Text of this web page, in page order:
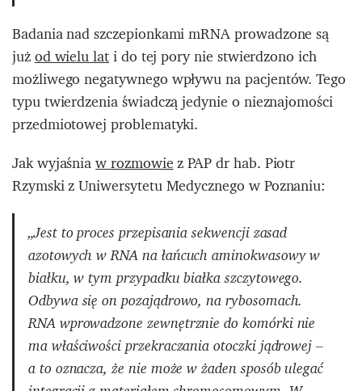
Badania nad szczepionkami mRNA prowadzone są
jużod wielu lati do tej pory nie stwierdzono ich
możliwego negatywnego wpływu na pacjentów. Tego
typu twierdzenia świadczą jedynie o nieznajomości
przedmiotowej problematyki.
Jak wyjaśniaw rozmowiez PAP dr hab. Piotr
Rzymski z Uniwersytetu Medycznego w Poznaniu:
„Jest to proces przepisania sekwencji zasad
azotowych w RNA na łańcuch aminokwasowy w
białku, w tym przypadku białka szczytowego.
Odbywa się on pozajądrowo, na rybosomach.
RNA wprowadzone zewnętrznie do komórki nie
ma właściwości przekraczania otoczki jądrowej –
a to oznacza, że nie może w żaden sposób ulegać